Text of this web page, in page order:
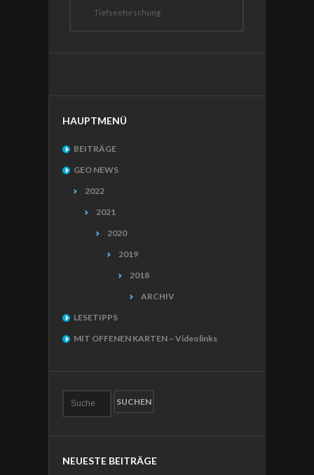
Tiefseeforschung
HAUPTMENÜ
BEITRÄGE
GEO NEWS
2022
2021
2020
2019
2018
ARCHIV
LESETIPPS
MIT OFFENEN KARTEN – Videolinks
NEUESTE BEITRÄGE